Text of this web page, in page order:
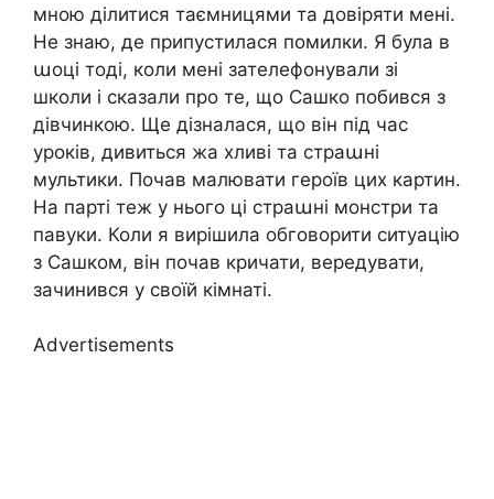
мною ділитися таємницями та довіряти мені.
Не знаю, де припустилася помилки. Я була в
աоці тоді, коли мені зателефонували зі
школи і сказали про те, що Сашко побився з
дівчинкою. Ще дізналася, що він під час
уроків, дивиться жа хливі та страաні
мультики. Почав малювати героїв цих картин.
На парті теж у нього ці страաні монстри та
павуки. Коли я вирішила обговорити ситуацію
з Сашком, він почав кричати, вередувати,
зачинився у своїй кімнаті.
Advertisements